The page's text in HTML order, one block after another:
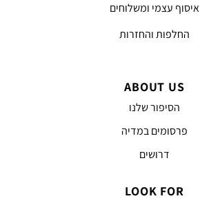
איסוף עצמי ומשלוחים
החלפות והחזרות
ABOUT US
הסיפור שלנו
פרסומים במדיה
דרושים
LOOK FOR